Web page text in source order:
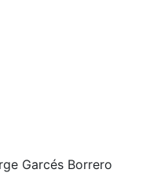
Garcés Borrero